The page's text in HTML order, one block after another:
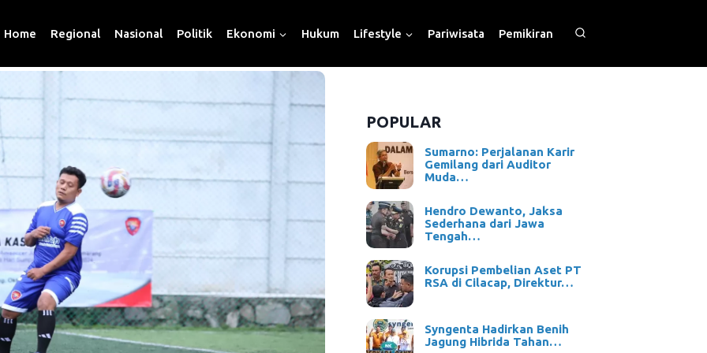
Home Regional Nasional Politik Ekonomi Hukum Lifestyle Pariwisata Pemikiran
POPULAR
Sumarno: Perjalanan Karir
Gemilang dari Auditor
Muda…
Hendro Dewanto, Jaksa
Sederhana dari Jawa
Tengah…
Korupsi Pembelian Aset PT
RSA di Cilacap, Direktur…
Syngenta Hadirkan Benih
Jagung Hibrida Tahan…